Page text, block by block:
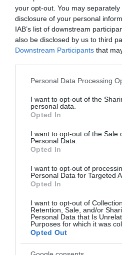
your opt-out. You may
disclosure of your personal
IAB’s list of downstream
also be disclosed by us to third
Downstream Participants that
Please note that this website/
not limited to your visit or usage
grant or deny consent to Google
use your data for below
consent section.
Personal Data Processing
I want to opt-out of the
personal data.
Opted In
I want to opt-out of the Sale
Personal Data.
Opted In
I want to opt-out of
Personal Data for Targeted
Opted In
I want to opt-out of
Retention, Sale, and/or
Personal Data that Is
Purposes for which it was
Opted Out
Az ametrin hatása erősíti az
idegrendszer és az
Alkalmazásával egyensúlyt
szexualitásban, ugyanis az
mind a maszkulin energiák
citrin férfi és az ametiszt női
Kiváló vértisztítónak tartják ezt
Jótékonyan hat az
is. Pozitívan hat a látásra és a
Egyéb tulajdonságok
amelyet azóta több területen is
Megjelenését tekintve két szín
Az ametrin kőről úgy tartják,
bőkezűséget. Emellett
viselője életébe segít
szerencsét és a sikert. A
ezért érdemes védeni a